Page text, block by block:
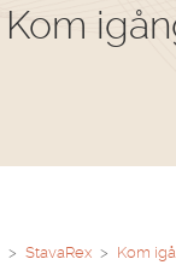
Kom
StavaRex Kom